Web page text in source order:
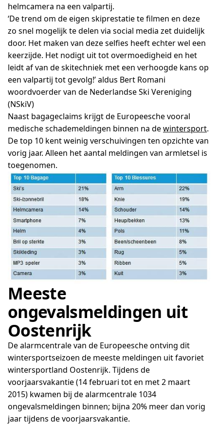
helmcamera na een valpartij.
‘De trend om de eigen skiprestatie te filmen en deze
zo snel mogelijk te delen via social media zet duidelijk
door. Het maken van deze selfies heeft echter wel een
keerzijde. Het nodigt uit tot overmoedigheid en het
leidt af van de skitechniek met een verhoogde kans op
een valpartij tot gevolg!’ aldus Bert Romani
woordvoerder van de Nederlandse Ski Vereniging
(NSkiV)
Naast bagageclaims krijgt de Europeesche vooral
medische schademeldingen binnen na dewintersport.
De top 10 kent weinig verschuivingen ten opzichte van
vorig jaar. Alleen het aantal meldingen van armletsel is
toegenomen.
Meeste
ongevalsmeldingen uit
Oostenrijk
De alarmcentrale van de Europeesche ontving dit
wintersportseizoen de meeste meldingen uit favoriet
wintersportland Oostenrijk. Tijdens de
voorjaarsvakantie (14 februari tot en met 2 maart
2015) kwamen bij de alarmcentrale 1034
ongevalsmeldingen binnen; bijna 20% meer dan vorig
jaar tijdens de voorjaarsvakantie.